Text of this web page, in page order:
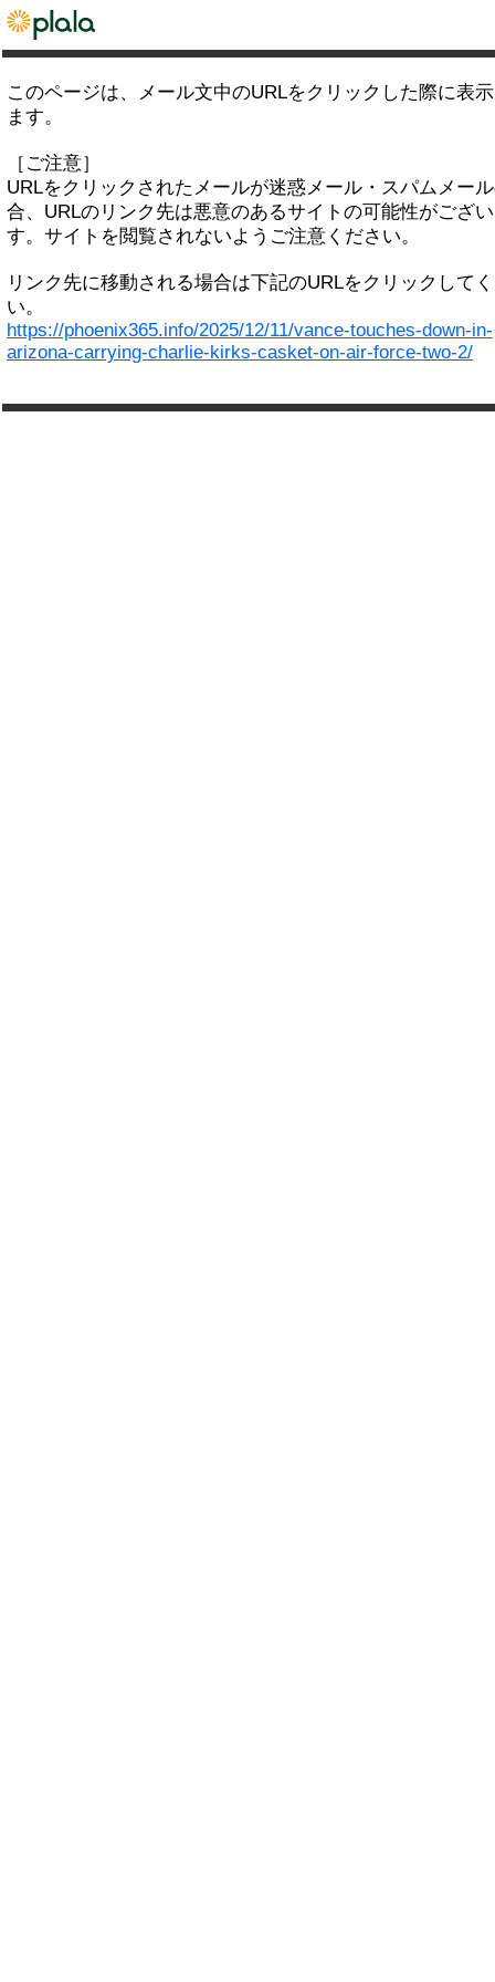
このページは、メール文中のURLをクリックした際に表
ます。
［ご注意］
URLをクリックされたメールが迷惑メール・スパムメー
合、URLのリンク先は悪意のあるサイトの可能性がござ
す。サイトを閲覧されないようご注意ください。
リンク先に移動される場合は下記のURLをクリックして
い。
https://phoenix365.info/2025/12/11/vance-touches-down-in-
arizona-carrying-charlie-kirks-casket-on-air-force-two-2/